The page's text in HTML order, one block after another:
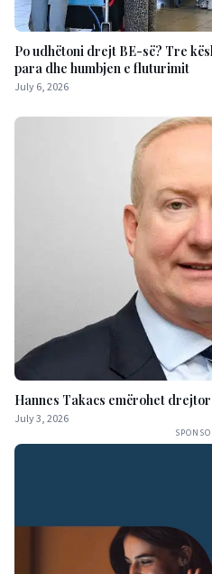
Po udhëtoni drejt BE-së? Tre
para dhe humbjen e fluturimit
July 6, 2026
Hannes Takacs emërohet
July 3, 2026